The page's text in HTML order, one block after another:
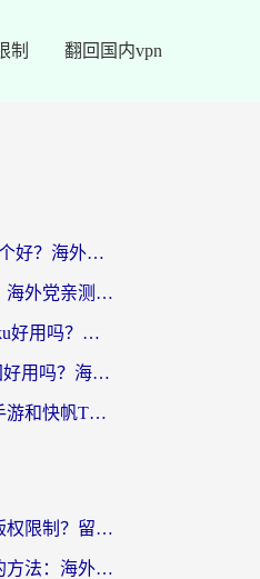
制 翻回国内vpn
雷神手游和sixfast哪个好？海外党亲测3款回国加速器，教你选对不踩坑
穿梭和快喵好用吗？海外党亲测：小众加速器对比+番茄加速器深度体验
云极和Unblock Youku好用吗？海外党亲测+2026回国加速器避坑指南
ChickCN和海外回国好用吗？海外党2026亲测：从手游到影音，选对加速器的3个关键
海外党必看：雷神手游和快帆TV版好用吗？3步选对回国加速器不踩坑
酷狗在海外用怎么版权限制？留学生亲测：3步解决听国内音乐难题
国外用微信加速器的方法：海外党无缝连接国内生活的实用指南